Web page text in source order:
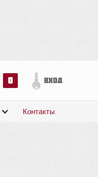
0 вход
Контакты